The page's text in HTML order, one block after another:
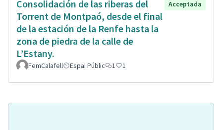
Consolidación de las riberas del
Torrent de Montpaó, desde el final
de la estación de la Renfe hasta la
zona de piedra de la calle de
L’Estany.
Acceptada
FemCalafell Espai Públic 1 1